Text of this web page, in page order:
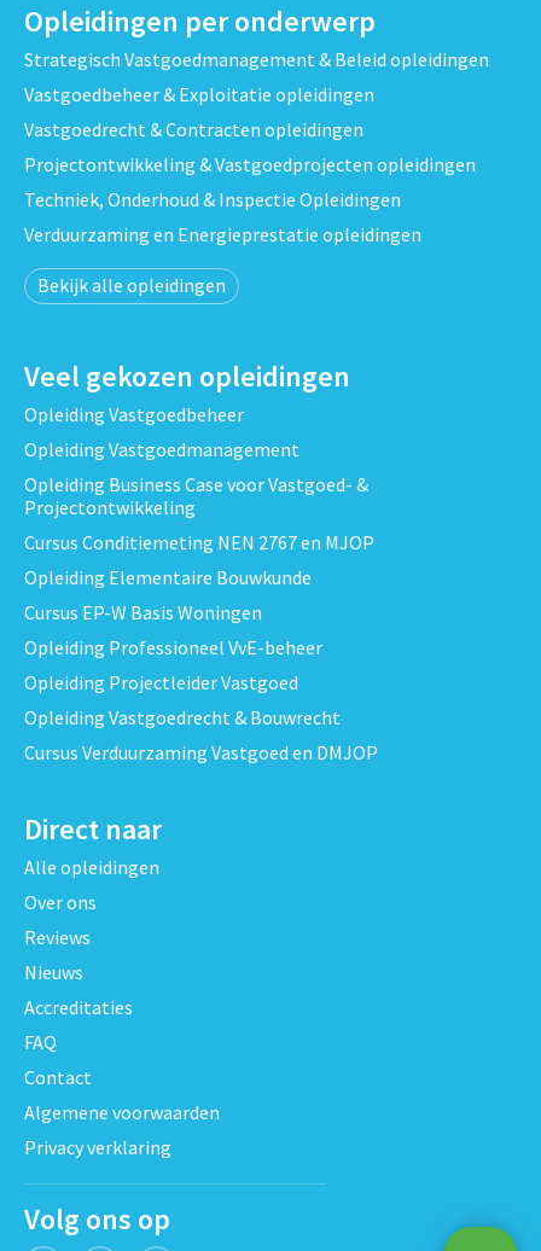
Opleidingen per onderwerp
Strategisch Vastgoedmanagement & Beleid opleidingen
Vastgoedbeheer & Exploitatie opleidingen
Vastgoedrecht & Contracten opleidingen
Projectontwikkeling & Vastgoedprojecten opleidingen
Techniek, Onderhoud & Inspectie Opleidingen
Verduurzaming en Energieprestatie opleidingen
Bekijk alle opleidingen
Veel gekozen opleidingen
Opleiding Vastgoedbeheer
Opleiding Vastgoedmanagement
Opleiding Business Case voor Vastgoed- &
Projectontwikkeling
Cursus Conditiemeting NEN 2767 en MJOP
Opleiding Elementaire Bouwkunde
Cursus EP-W Basis Woningen
Opleiding Professioneel VvE-beheer
Opleiding Projectleider Vastgoed
Opleiding Vastgoedrecht & Bouwrecht
Cursus Verduurzaming Vastgoed en DMJOP
Direct naar
Alle opleidingen
Over ons
Reviews
Nieuws
Accreditaties
FAQ
Contact
Algemene voorwaarden
Privacy verklaring
Volg ons op